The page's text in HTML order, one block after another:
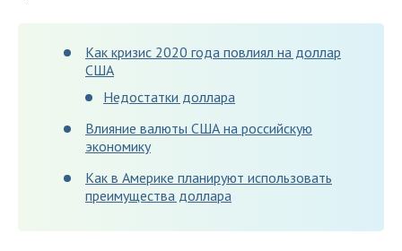
Как кризис 2020 года повлиял на доллар
США
Недостатки доллара
Влияние валюты США на российскую
экономику
Как в Америке планируют использовать
преимущества доллара